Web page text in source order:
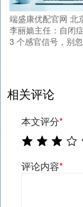
端盛康优配官网 北
李丽嫱主任：自闭
3 个感官信号，别
相关评论
本文评分*
评论内容*